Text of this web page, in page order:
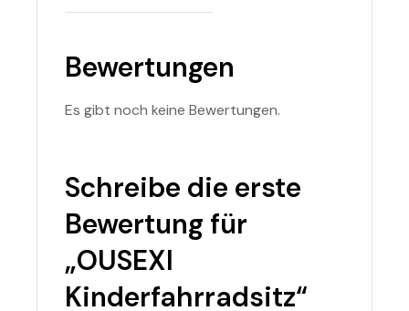
Bewertungen
Es gibt noch keine Bewertungen.
Schreibe die erste
Bewertung für
„OUSEXI
Kinderfahrradsitz“